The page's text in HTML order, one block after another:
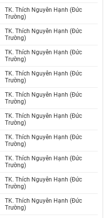
TK. Thích Nguyên Hạnh (Đức
Trường)
TK. Thích Nguyên Hạnh (Đức
Trường)
TK. Thích Nguyên Hạnh (Đức
Trường)
TK. Thích Nguyên Hạnh (Đức
Trường)
TK. Thích Nguyên Hạnh (Đức
Trường)
TK. Thích Nguyên Hạnh (Đức
Trường)
TK. Thích Nguyên Hạnh (Đức
Trường)
TK. Thích Nguyên Hạnh (Đức
Trường)
TK. Thích Nguyên Hạnh (Đức
Trường)
TK. Thích Nguyên Hạnh (Đức
Trường)